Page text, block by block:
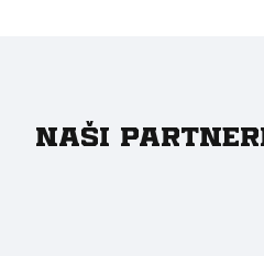
Naši